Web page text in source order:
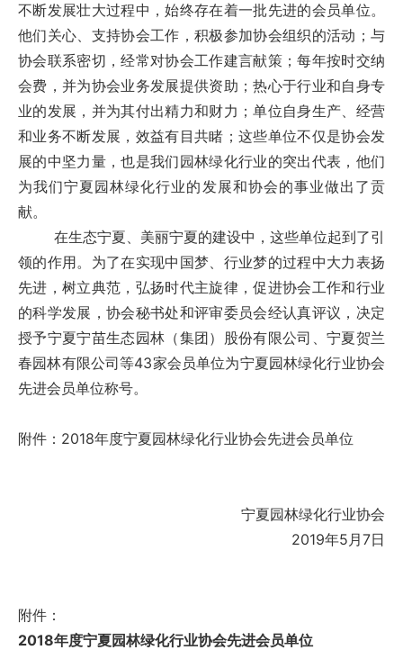
不断发展壮大过程中，始终存在着一批先进的会员单位。
他们关心、支持协会工作，积极参加协会组织的活动；与
协会联系密切，经常对协会工作建言献策；每年按时交纳
会费，并为协会业务发展提供资助；热心于行业和自身专
业的发展，并为其付出精力和财力；单位自身生产、经营
和业务不断发展，效益有目共睹；这些单位不仅是协会发
展的中坚力量，也是我们园林绿化行业的突出代表，他们
为我们宁夏园林绿化行业的发展和协会的事业做出了贡
献。
在生态宁夏、美丽宁夏的建设中，这些单位起到了引
领的作用。为了在实现中国梦、行业梦的过程中大力表扬
先进，树立典范，弘扬时代主旋律，促进协会工作和行业
的科学发展，协会秘书处和评审委员会经认真评议，决定
授予宁夏宁苗生态园林（集团）股份有限公司、宁夏贺兰
春园林有限公司等43家会员单位为宁夏园林绿化行业协会
先进会员单位称号。
附件：2018年度宁夏园林绿化行业协会先进会员单位
宁夏园林绿化行业协会
2019年5月7日
附件：
2018年度宁夏园林绿化行业协会先进会员单位